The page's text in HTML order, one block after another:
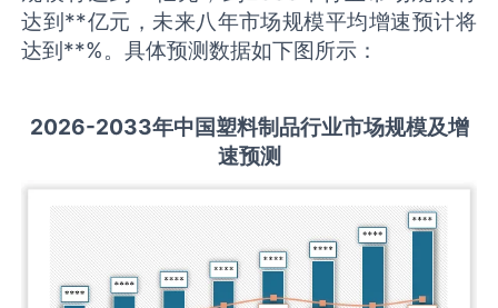
达到**亿元，未来八年市场规模平均增速预计将
达到**%。具体预测数据如下图所示：
2026-2033年中国塑料制品行业市场规模及增
速预测